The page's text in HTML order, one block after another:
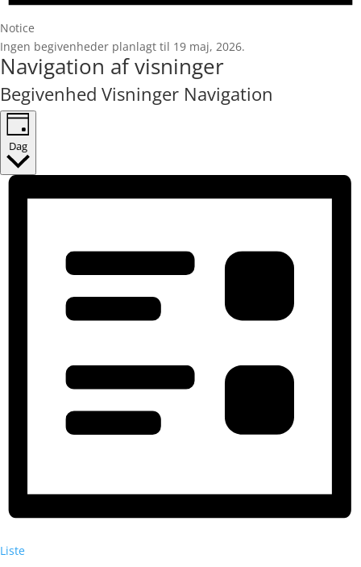
Notice
Ingen begivenheder planlagt til 19 maj, 2026.
Navigation af visninger
Begivenhed Visninger Navigation
Dag
Liste